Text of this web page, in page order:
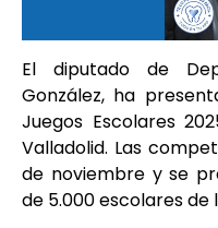
El diputado de
González, ha
Juegos Escolares
Valladolid. Las
de noviembre y se
de 5.000 escolares de